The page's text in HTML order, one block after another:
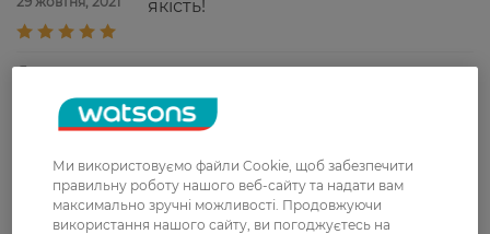
якість!
Яна
консистенция жидкая. приятный
запах. и не более.
Евгения
14 квітня, 2021
Запах чудесный, маска хорошо
увлажняет волосы, они стают
гладкими и шелковистыми.
Ми використовуємо файли Cookie, щоб забезпечити
правильну роботу нашого веб-сайту та надати вам
максимально зручні можливості. Продовжуючи
використання нашого сайту, ви погоджуєтесь на